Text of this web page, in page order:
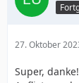
27. Oktober
Super,